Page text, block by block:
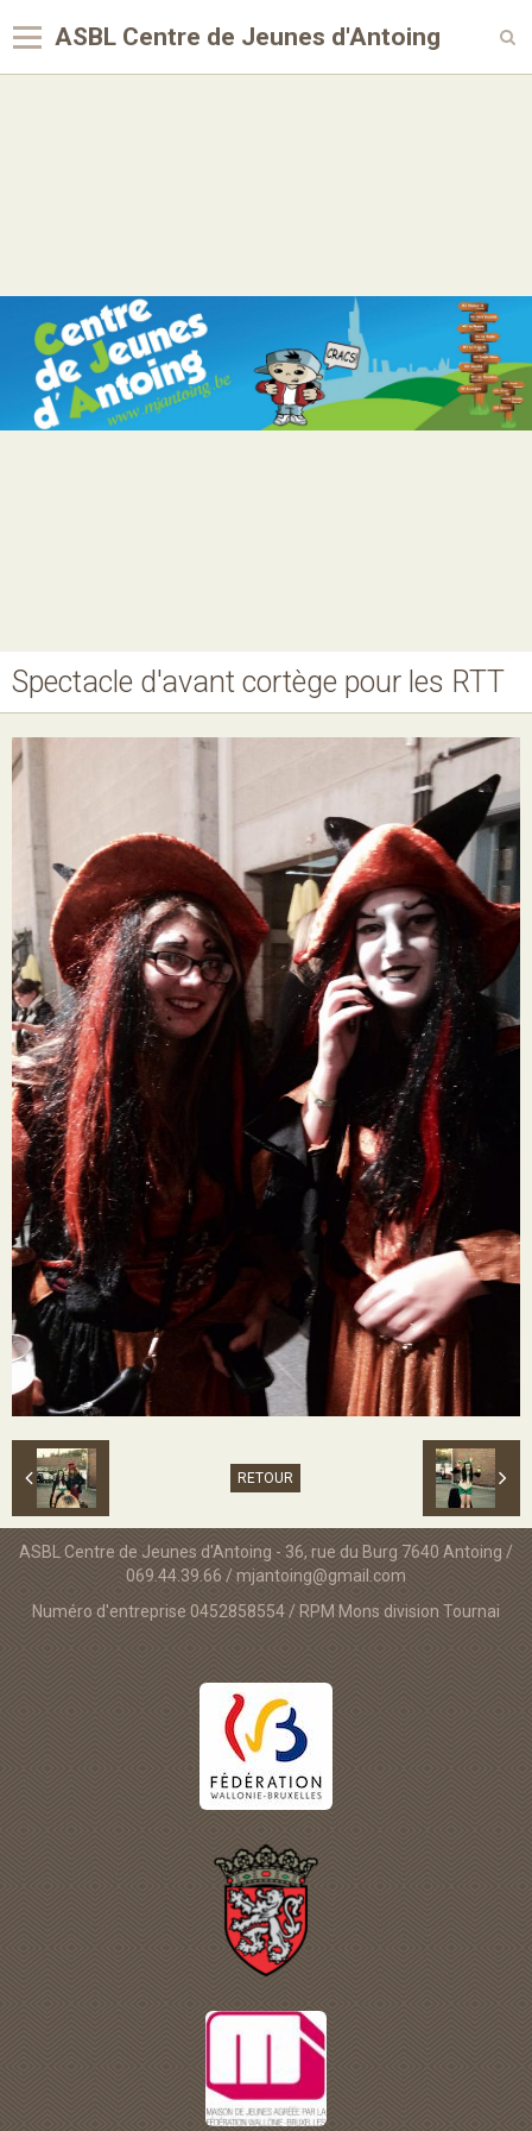
ASBL Centre de Jeunes d'Antoing
Nos MJ, accueils
Projets
Boutique
Horaires
Contact
Newsletter
Téléchargement
Spectacle d'avant cortège pour les RTT
RETOUR
ASBL Centre de Jeunes d'Antoing - 36, rue du Burg 7640 Antoing /
069.44.39.66 / mjantoing@gmail.com
Numéro d'entreprise 0452858554 / RPM Mons division Tournai